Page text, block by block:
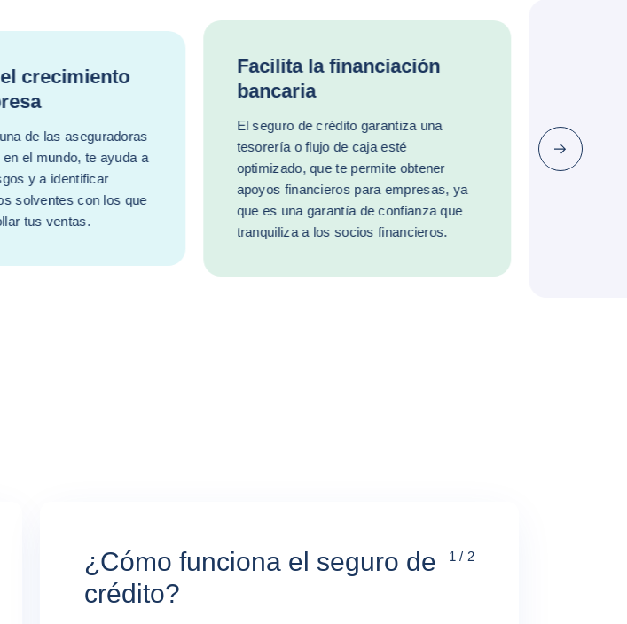
crecimiento
de las aseguradoras
el mundo, te ayuda a
y a identificar
solventes con los que
tus ventas.
Facilita la financiación
bancaria
El seguro de crédito garantiza una
tesorería o flujo de caja esté
optimizado, que te permite obtener
apoyos financieros para empresas, ya
que es una garantía de confianza que
tranquiliza a los socios financieros.
Siguiente
¿Cómo funciona el seguro de
crédito?
1 / 2